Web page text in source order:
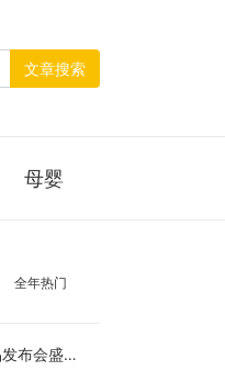
文章搜索
母婴
全年热门
布会盛大